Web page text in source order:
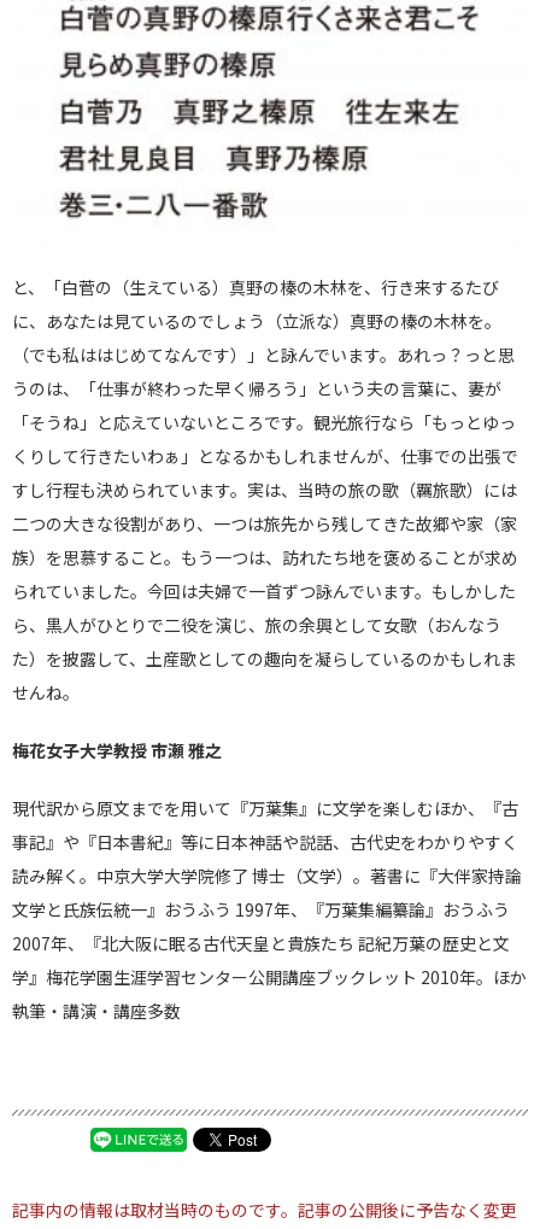
と、「白菅の（生えている）真野の榛の木林を、行き来するたび
に、あなたは見ているのでしょう（立派な）真野の榛の木林を。
（でも私ははじめてなんです）」と詠んでいます。あれっ？っと思
うのは、「仕事が終わった早く帰ろう」という夫の言葉に、妻が
「そうね」と応えていないところです。観光旅行なら「もっとゆっ
くりして行きたいわぁ」となるかもしれませんが、仕事での出張で
すし行程も決められています。実は、当時の旅の歌（羈旅歌）には
二つの大きな役割があり、一つは旅先から残してきた故郷や家（家
族）を思慕すること。もう一つは、訪れたち地を褒めることが求め
られていました。今回は夫婦で一首ずつ詠んでいます。もしかした
ら、黒人がひとりで二役を演じ、旅の余興として女歌（おんなう
た）を披露して、土産歌としての趣向を凝らしているのかもしれま
せんね。
梅花女子大学教授 市瀬 雅之
現代訳から原文までを用いて『万葉集』に文学を楽しむほか、『古
事記』や『日本書紀』等に日本神話や説話、古代史をわかりやすく
読み解く。中京大学大学院修了 博士（文学）。著書に『大伴家持論
文学と氏族伝統一』おうふう 1997年、『万葉集編纂論』おうふう
2007年、『北大阪に眠る古代天皇と貴族たち 記紀万葉の歴史と文
学』梅花学園生涯学習センター公開講座ブックレット 2010年。ほか
執筆・講演・講座多数
記事内の情報は取材当時のものです。記事の公開後に予告なく変更